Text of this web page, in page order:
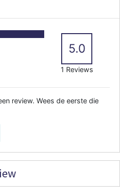
5.0
1 Reviews
review. Wees de eerste die